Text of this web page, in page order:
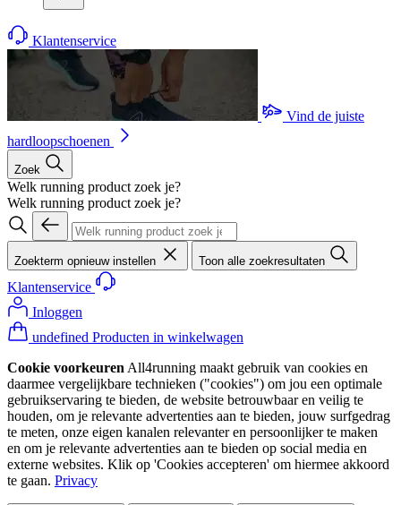
Klantenservice
Vind de juiste
hardloopschoenen
Zoek
Welk running product zoek je?
Welk running product zoek je?
Zoekterm opnieuw instellen Toon alle zoekresultaten
Klantenservice
Inloggen
undefined Producten in winkelwagen
Cookie voorkeuren All4running maakt gebruik van cookies en
daarmee vergelijkbare technieken ("cookies") om jou een optimale
gebruikservaring te bieden, de website betrouwbaar en veilig te
houden, om je relevante advertenties aan te bieden, jouw surfgedrag
te meten, onze eigen kanalen relevanter en persoonlijker te maken
en om je relevante advertenties aan te bieden op social media en
externe websites. Klik op 'Cookies accepteren' om hiermee akkoord
te gaan. Privacy